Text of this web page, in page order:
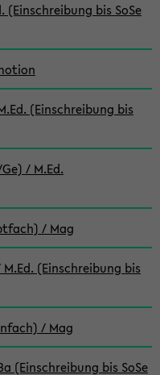
bis SoSe
(Einschreibung bis
/ M.Ed.
/ Mag
(Einschreibung bis
/ Mag
(Einschreibung bis SoSe